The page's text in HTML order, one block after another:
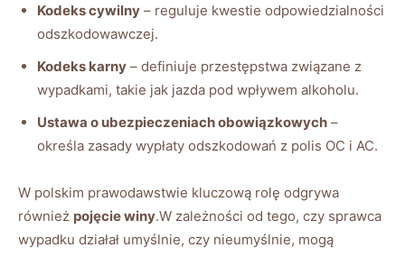
Kodeks cywilny – reguluje kwestie odpowiedzialności
odszkodowawczej.
Kodeks karny – definiuje przestępstwa związane z
wypadkami, takie jak jazda pod wpływem alkoholu.
Ustawa o ubezpieczeniach obowiązkowych –
określa zasady wypłaty odszkodowań z polis OC i AC.
W polskim prawodawstwie kluczową rolę odgrywa
również pojęcie winy.W zależności od tego, czy sprawca
wypadku działał umyślnie, czy nieumyślnie, mogą